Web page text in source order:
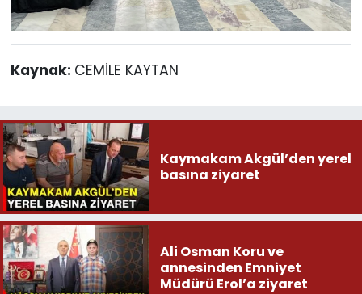
Kaynak: CEMİLE KAYTAN
Kaymakam Akgül’den yerel
basına ziyaret
Ali Osman Koru ve
annesinden Emniyet
Müdürü Erol’a ziyaret